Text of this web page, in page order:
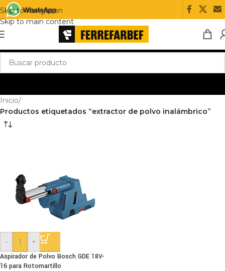
Skip to navigation
Skip to main content
Inicio/
Productos etiquetados “extractor de polvo inalámbrico”
-
+
Aspirador de Polvo Bosch GDE 18V-
16 para Rotomartillo